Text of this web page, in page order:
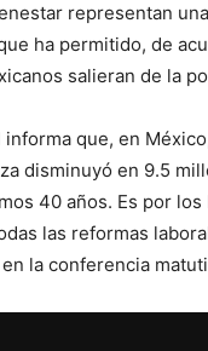
representan
ha permitido, de
salieran de la
que, en
disminuyó en 9.5
40 años. Es por
las reformas
la conferencia